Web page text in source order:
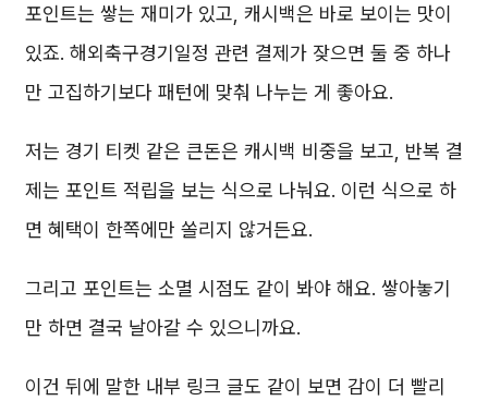
포인트는 쌓는 재미가 있고, 캐시백은 바로 보이는 맛이
있죠. 해외축구경기일정 관련 결제가 잦으면 둘 중 하나
만 고집하기보다 패턴에 맞춰 나누는 게 좋아요.
저는 경기 티켓 같은 큰돈은 캐시백 비중을 보고, 반복 결
제는 포인트 적립을 보는 식으로 나눠요. 이런 식으로 하
면 혜택이 한쪽에만 쏠리지 않거든요.
그리고 포인트는 소멸 시점도 같이 봐야 해요. 쌓아놓기
만 하면 결국 날아갈 수 있으니까요.
이건 뒤에 말한 내부 링크 글도 같이 보면 감이 더 빨리